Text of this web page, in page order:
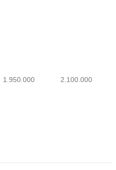
1.950.000 2.100.000